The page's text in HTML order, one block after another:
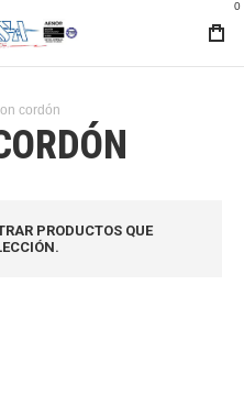
0
cordón
PRODUCTOS QUE